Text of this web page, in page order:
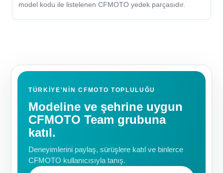
model kodu ile listelenen CFMOTO yedek parçasıdır.
TÜRKIYE'NIN CFMOTO TOPLULUĞU
Modeline ve şehrine uygun
CFMOTO Team grubuna
katıl.
Deneyimlerini paylaş, sürüşlere katıl ve binlerce
CFMOTO kullanıcısıyla tanış.